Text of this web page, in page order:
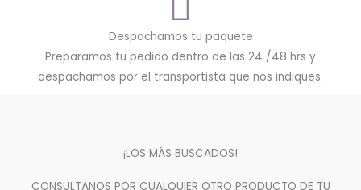
Despachamos tu paquete
Preparamos tu pedido dentro de las 24 /48 hrs y
despachamos por el transportista que nos indiques.
¡LOS MÁS BUSCADOS!
CONSULTANOS POR CUALQUIER OTRO PRODUCTO DE TU